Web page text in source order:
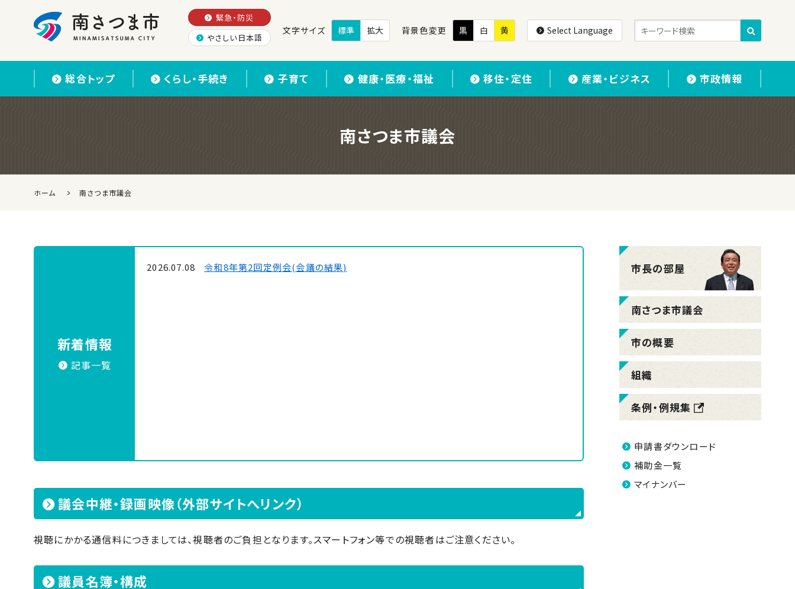
緊急・防災
やさしい日本語
文字サイズ 標準 拡大 背景色変更 黒 白 黄 Select Language
総合トップ くらし・手続き 子育て 健康・医療・福祉 移住・定住 産業・ビジネス 市政情報
南さつま市議会
ホーム 南さつま市議会
新着情報
記事一覧
2026.07.08 令和8年第2回定例会(会議の結果)
議会中継・録画映像（外部サイトへリンク）
視聴にかかる通信料につきましては、視聴者のご負担となります。スマートフォン等での視聴者はご注意ください。
議員名簿・構成
市長の部屋
南さつま市議会
市の概要
組織
条例・例規集
申請書ダウンロード
補助金一覧
マイナンバー